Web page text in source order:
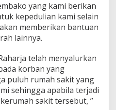
a
n
K
o
a
n
B
e
c
yang kami berikan
kepedulian kami selain
memberikan bantuan
lainnya.
telah menyalurkan
korban yang
puluh rumah sakit yang
sehingga apabila terjadi
sakit tersebut, ”